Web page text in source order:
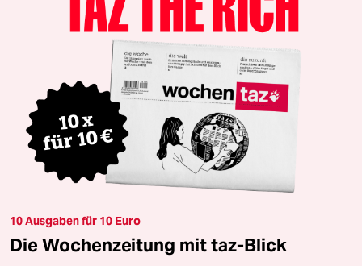
10 Ausgaben für 10 Euro
Die Wochenzeitung mit taz-Blick